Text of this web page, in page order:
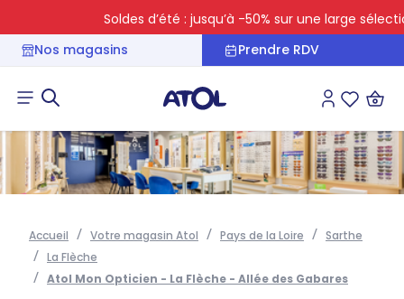
Soldes d’été : jusqu’à -50% sur une large sélection
Nos magasins
Prendre RDV
Connexion
Accueil Votre magasin Atol Pays de la Loire
Sarthe
La Flèche
Atol Mon Opticien - La Flèche - Allée des Gabares